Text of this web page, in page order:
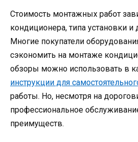
Стоимость монтажных работ
кондиционера, типа установки и
Многие покупатели
сэкономить на монтаже
обзоры можно использовать в
инструкции для
работы. Но, несмотря на
профессиональное
преимуществ.